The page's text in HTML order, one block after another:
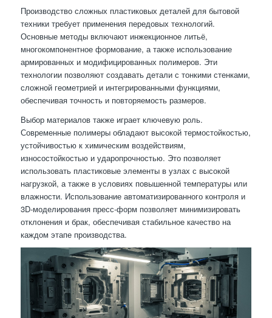
Производство сложных пластиковых деталей для бытовой
техники требует применения передовых технологий.
Основные методы включают инжекционное литьё,
многокомпонентное формование, а также использование
армированных и модифицированных полимеров. Эти
технологии позволяют создавать детали с тонкими стенками,
сложной геометрией и интегрированными функциями,
обеспечивая точность и повторяемость размеров.
Выбор материалов также играет ключевую роль.
Современные полимеры обладают высокой термостойкостью,
устойчивостью к химическим воздействиям,
износостойкостью и ударопрочностью. Это позволяет
использовать пластиковые элементы в узлах с высокой
нагрузкой, а также в условиях повышенной температуры или
влажности. Использование автоматизированного контроля и
3D-моделирования пресс-форм позволяет минимизировать
отклонения и брак, обеспечивая стабильное качество на
каждом этапе производства.